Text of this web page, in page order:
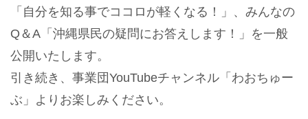
「自分を知る事でココロが軽くなる！」、みんなの
Q＆A「沖縄県民の疑問にお答えします！」を一般
公開いたします。
引き続き、事業団YouTubeチャンネル「わおちゅー
ぶ」よりお楽しみください。